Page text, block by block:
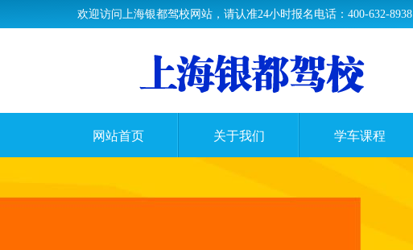
欢迎访问上海银都驾校网站，请认准24小时报名电话：400-632-8938
网站首页 关于我们 学车课程